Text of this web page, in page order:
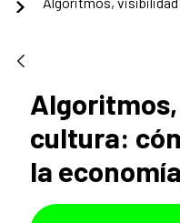
cultura:
la